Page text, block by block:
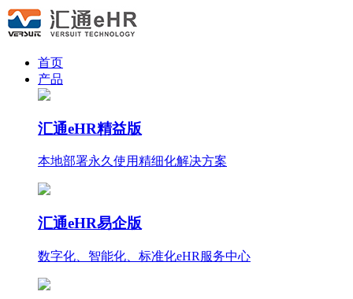
首页
产品
汇通eHR精益版
本地部署永久使用精细化解决方案
汇通eHR易企版
数字化、智能化、标准化eHR服务中心